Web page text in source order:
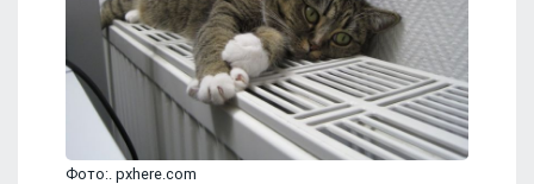
Фото:. pxhere.com